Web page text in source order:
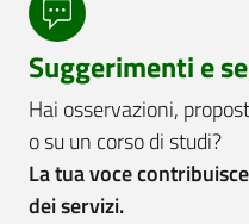
Suggerimenti e
Hai osservazioni,
o su un corso di studi?
La tua voce
dei servizi.